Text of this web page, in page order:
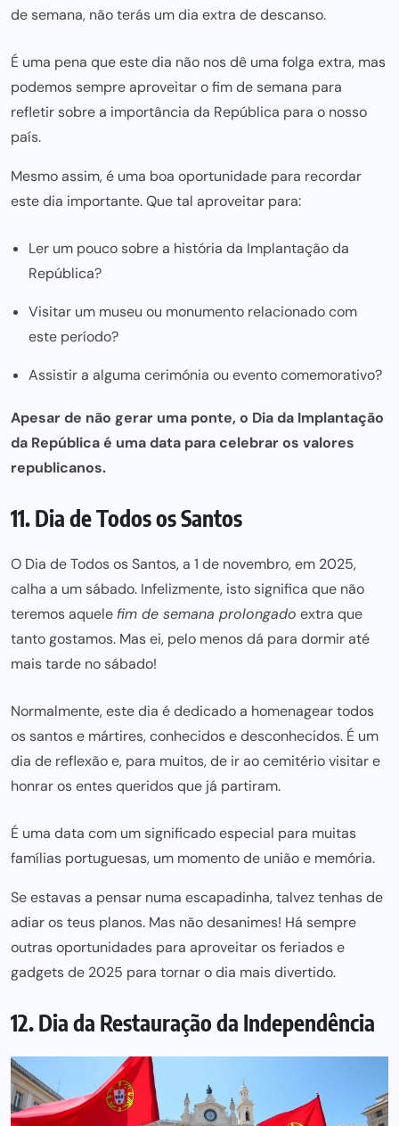
de semana, não terás um dia extra de descanso.
É uma pena que este dia não nos dê uma folga extra, mas
podemos sempre aproveitar o fim de semana para
refletir sobre a importância da República para o nosso
país.
Mesmo assim, é uma boa oportunidade para recordar
este dia importante. Que tal aproveitar para:
Ler um pouco sobre a história da Implantação da
República?
Visitar um museu ou monumento relacionado com
este período?
Assistir a alguma cerimónia ou evento comemorativo?
Apesar de não gerar uma ponte, o Dia da Implantação
da República é uma data para celebrar os valores
republicanos.
11. Dia de Todos os Santos
O Dia de Todos os Santos, a 1 de novembro, em 2025,
calha a um sábado. Infelizmente, isto significa que não
teremos aquele fim de semana prolongado extra que
tanto gostamos. Mas ei, pelo menos dá para dormir até
mais tarde no sábado!
Normalmente, este dia é dedicado a homenagear todos
os santos e mártires, conhecidos e desconhecidos. É um
dia de reflexão e, para muitos, de ir ao cemitério visitar e
honrar os entes queridos que já partiram.
É uma data com um significado especial para muitas
famílias portuguesas, um momento de união e memória.
Se estavas a pensar numa escapadinha, talvez tenhas de
adiar os teus planos. Mas não desanimes! Há sempre
outras oportunidades para aproveitar os feriados e
gadgets de 2025 para tornar o dia mais divertido.
12. Dia da Restauração da Independência